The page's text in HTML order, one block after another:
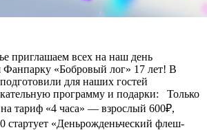
приглашаем всех на наш день
Фанпарку «Бобровый лог» 17 лет! В
для наших гостей
программу и подарки: Только
тариф «4 часа» — взрослый 600₽,
стартует «Деньрожденьческий флеш-